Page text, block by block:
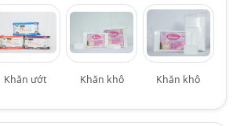
Khăn ướt Khăn khô Khăn khô